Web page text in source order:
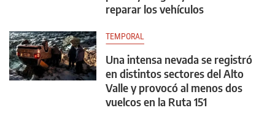
reparar los vehículos
TEMPORAL
Una intensa nevada se registró
en distintos sectores del Alto
Valle y provocó al menos dos
vuelcos en la Ruta 151